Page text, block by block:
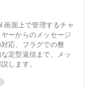
画面上で管理するチャ
ーからのメッセージ
応、フラグでの整
定型返信まで、メッ
します。